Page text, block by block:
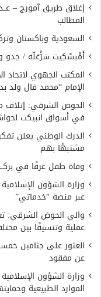
إغلاق طريق آمورج –
المطالب
السعودية وباكستان
أَمْبسْكِيت سَرّْغلّه / جدو
المكتب الجهوي
الإمام “محمد فال ولد
الحوض الشرقي: إتلاف
في أسواق انبيكت
مشتبهًا بهم
وفاة طفل غرقًا في
وزارة الشؤون
عبر منصة “خدماتي”
والي الحوض الشرقي:
عملية وتنسيقًا بين
العثور على جثامين
عن مفقود
وزارة الشؤون
الموارد الطبيعية